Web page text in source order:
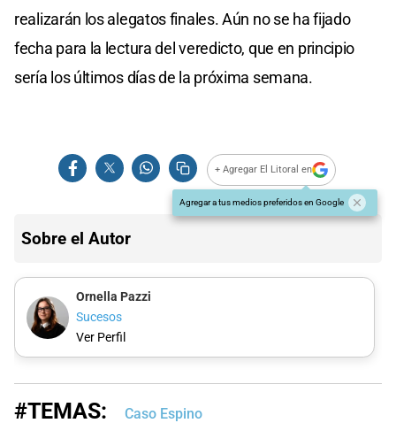
realizarán los alegatos finales. Aún no se ha fijado
fecha para la lectura del veredicto, que en principio
sería los últimos días de la próxima semana.
+ Agregar El Litoral en
Agregar a tus medios preferidos en Google
Sobre el Autor
Ornella Pazzi
Sucesos
Ver Perfil
#TEMAS: Caso Espino